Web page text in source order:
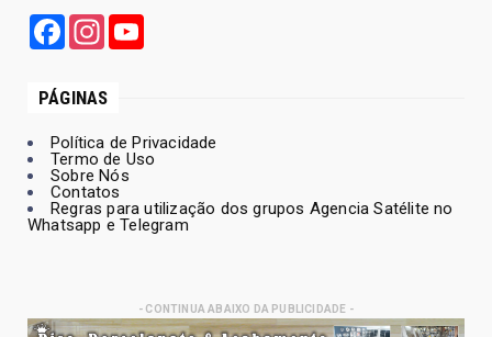
FacebookInstagram
PÁGINAS
Política de Privacidade
Termo de Uso
Sobre Nós
Contatos
Regras para utilização dos grupos Agencia Satélite no
Whatsapp e Telegram
- CONTINUA ABAIXO DA PUBLICIDADE -